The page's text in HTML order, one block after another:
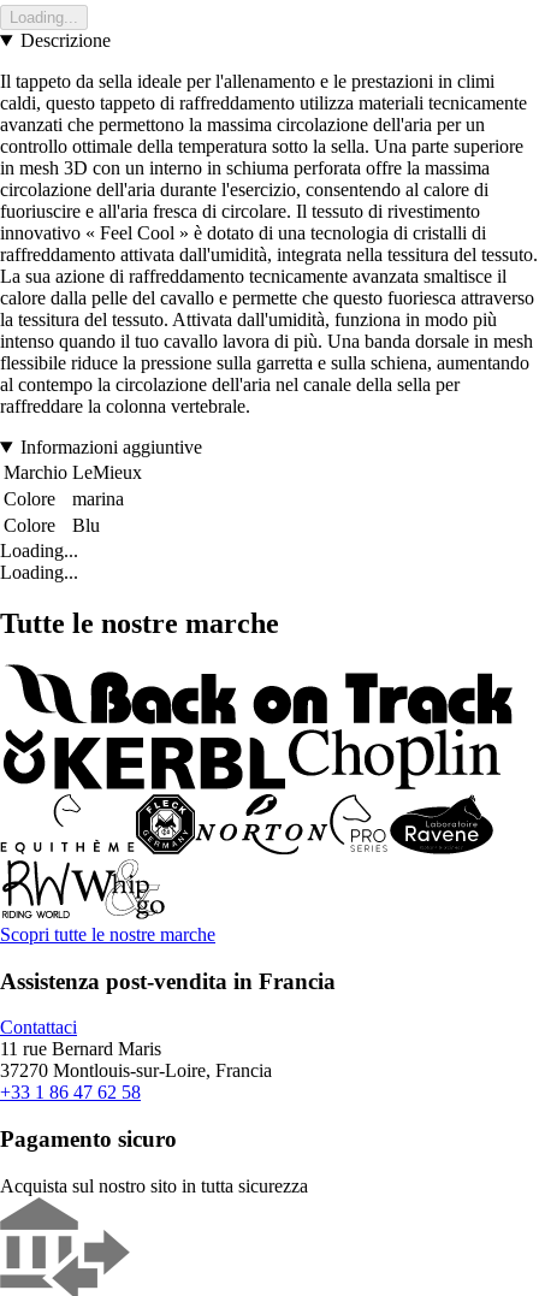
Loading...
Descrizione
Il tappeto da sella ideale per l'allenamento e le prestazioni in climi
caldi, questo tappeto di raffreddamento utilizza materiali tecnicamente
avanzati che permettono la massima circolazione dell'aria per un
controllo ottimale della temperatura sotto la sella. Una parte superiore
in mesh 3D con un interno in schiuma perforata offre la massima
circolazione dell'aria durante l'esercizio, consentendo al calore di
fuoriuscire e all'aria fresca di circolare. Il tessuto di rivestimento
innovativo « Feel Cool » è dotato di una tecnologia di cristalli di
raffreddamento attivata dall'umidità, integrata nella tessitura del tessuto.
La sua azione di raffreddamento tecnicamente avanzata smaltisce il
calore dalla pelle del cavallo e permette che questo fuoriesca attraverso
la tessitura del tessuto. Attivata dall'umidità, funziona in modo più
intenso quando il tuo cavallo lavora di più. Una banda dorsale in mesh
flessibile riduce la pressione sulla garretta e sulla schiena, aumentando
al contempo la circolazione dell'aria nel canale della sella per
raffreddare la colonna vertebrale.
Informazioni aggiuntive
Marchio LeMieux
Colore
marina
Colore
Blu
Loading...
Loading...
Tutte le nostre marche
Scopri tutte le nostre marche
Assistenza post-vendita in Francia
Contattaci
11 rue Bernard Maris
37270 Montlouis-sur-Loire, Francia
+33 1 86 47 62 58
Pagamento sicuro
Acquista sul nostro sito in tutta sicurezza